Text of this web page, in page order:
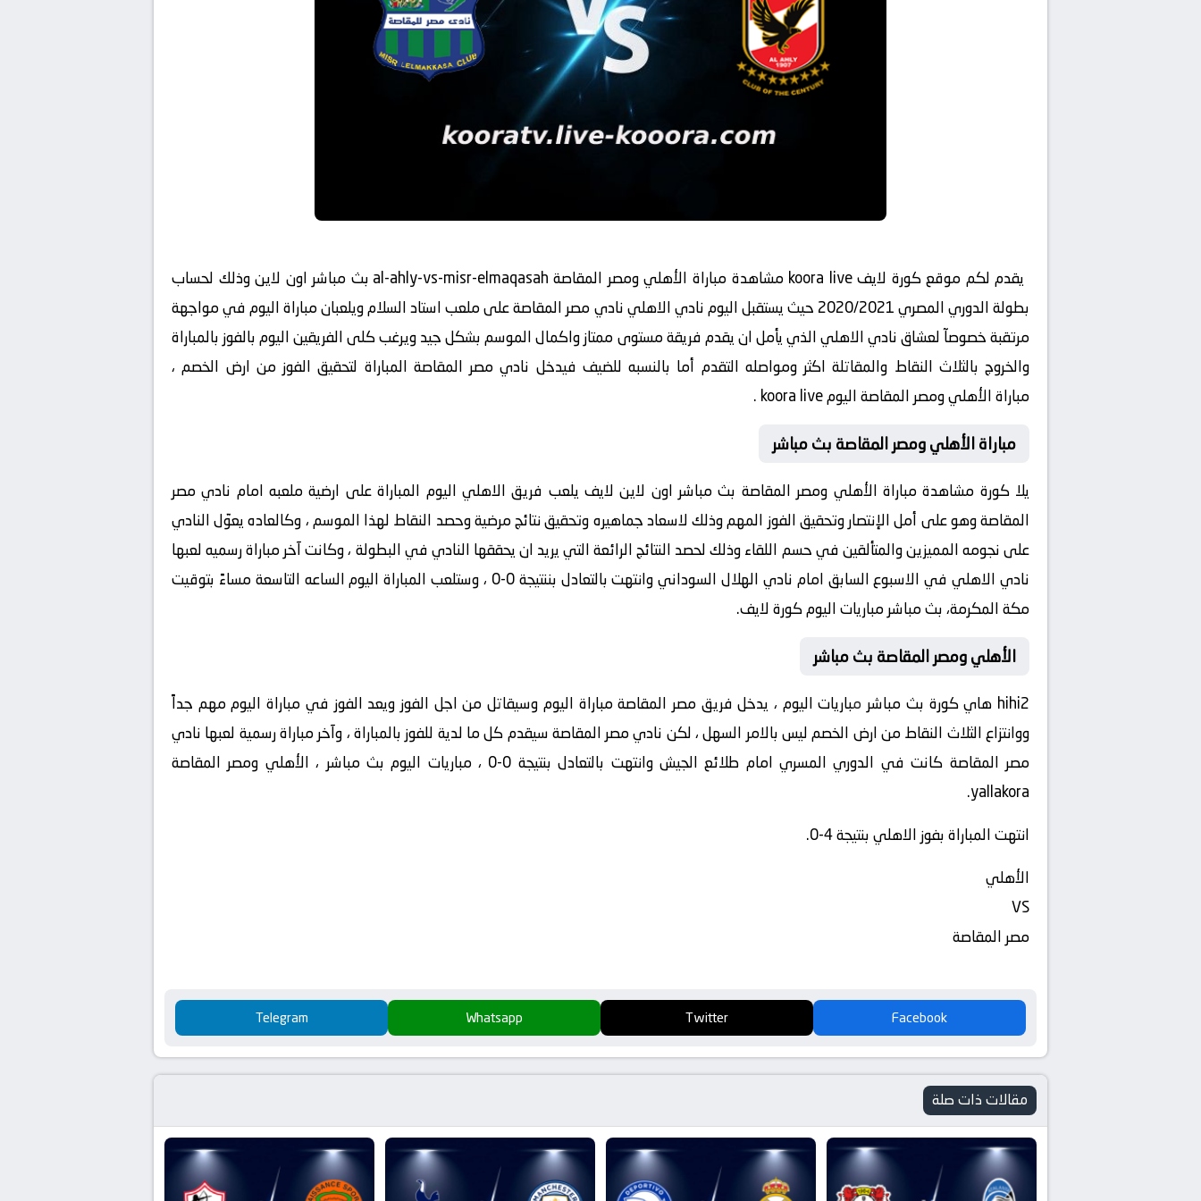
يقدم لكم موقع كورة لايف koora live مشاهدة مباراة الأهلي ومصر المقاصة al-ahly-vs-misr-elmaqasah بث مباشر اون لاين وذلك لحساب
بطولة الدوري المصري 2020/2021 حيث يستقبل اليوم نادي الاهلي نادي مصر المقاصة على ملعب استاد السلام ويلعبان مباراة اليوم في مواجهة
مرتقبة خصوصآ لعشاق نادي الاهلي الذي يأمل ان يقدم فريقة مستوى ممتاز واكمال الموسم بشكل جيد ويرغب كلى الفريقين اليوم بالفوز بالمباراة
والخروج بالثلاث النقاط والمقاتلة اكثر ومواصله التقدم أما بالنسبه للضيف فيدخل نادي مصر المقاصة المباراة لتحقيق الفوز من ارض الخصم ،
مباراة الأهلي ومصر المقاصة اليوم koora live .
مباراة الأهلي ومصر المقاصة بث مباشر
يلا كورة مشاهدة مباراة الأهلي ومصر المقاصة بث مباشر اون لاين لايف يلعب فريق الاهلي اليوم المباراة على ارضية ملعبه امام نادي مصر
المقاصة وهو على أمل الإنتصار وتحقيق الفوز المهم وذلك لاسعاد جماهيره وتحقيق نتائج مرضية وحصد النقاط لهذا الموسم ، وكالعاده يعوّل النادي
على نجومه المميزين والمتألقين في حسم اللقاء وذلك لحصد النتائج الرائعة التي يريد ان يحققها النادي في البطولة ، وكانت آخر مباراة رسميه لعبها
نادي الاهلي في الاسبوع السابق امام نادي الهلال السوداني وانتهت بالتعادل بننتيجة 0-0 ، وستلعب المباراة اليوم الساعه التاسعة مساءً بتوقيت
مكة المكرمة، بث مباشر مباريات اليوم كورة لايف.
الأهلي ومصر المقاصة بث مباشر
hihi2 هاي كورة بث مباشر مباريات اليوم ، يدخل فريق مصر المقاصة مباراة اليوم وسيقاتل من اجل الفوز ويعد الفوز في مباراة اليوم مهم جداً
ووانتزاع الثلاث النقاط من ارض الخصم ليس بالامر السهل ، لكن نادي مصر المقاصة سيقدم كل ما لدية للفوز بالمباراة ، وآخر مباراة رسمية لعبها نادي
مصر المقاصة كانت في الدوري المسري امام طلائع الجيش وانتهت بالتعادل بنتيجة 0-0 ، مباريات اليوم بث مباشر ، الأهلي ومصر المقاصة
yallakora.
انتهت المباراة بفوز الاهلي بنتيجة 4-0.
الأهلي
VS
مصر المقاصة
Facebook
Twitter
Whatsapp
Telegram
مقالات ذات صلة